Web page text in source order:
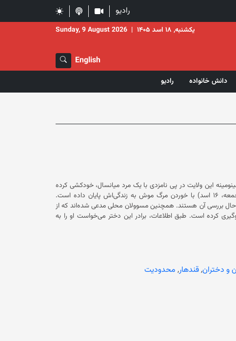
رادیو
یکشنبه, ۱۸ اسد ۱۴۰۵ |
Sunday, 9 August 2026
English
دانش خانواده رادیو
این ولایت در پی نامزدی با یک مرد میانسال، خودکشی کرده
است. دست‌کم دو منبع گفته‌اند که این دختر ۲۵ ساله صبح روز (جمعه، ۱۶ اسد) با خوردن مرگ موش به زندگی‌اش پایان داده است.
مسوولان محلی در قندهار نیز این رویداد را تأیید کرده و گفته‌اند که در حال بررسی آن هستند. همچنین مسوولان محلی مدعی شده‌اند که از
خودکشی یک دختر جوان دیگر در قندهار در ولسوالی ژری قندهار جلوگیری کرده است. طبق اطلاعات، برادر این دختر می‌خواست او را به
وارده‌ی شان شکایت کنند و این‌گونه خشونت‌‌ها پایدار باقی مانده و افزایش پیدا می‌کند. همچنین نهادهای حقوق بشری هشدار می‌دهند که
خانوادگی قرار داده‌اند.
و دختران,قندهار, محدودیت